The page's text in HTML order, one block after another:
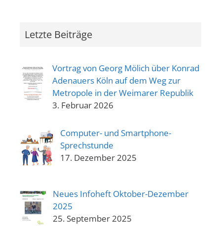
Letzte Beiträge
Vortrag von Georg Mölich über Konrad
Adenauers Köln auf dem Weg zur
Metropole in der Weimarer Republik
3. Februar 2026
Computer- und Smartphone-
Sprechstunde
17. Dezember 2025
Neues Infoheft Oktober-Dezember
2025
25. September 2025